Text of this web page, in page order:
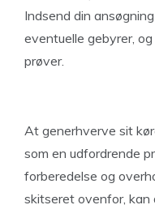
Indsend din
eventuelle gebyrer,
prøver.
At generhverve sit
som en udfordrende
forberedelse og
skitseret ovenfor, kan